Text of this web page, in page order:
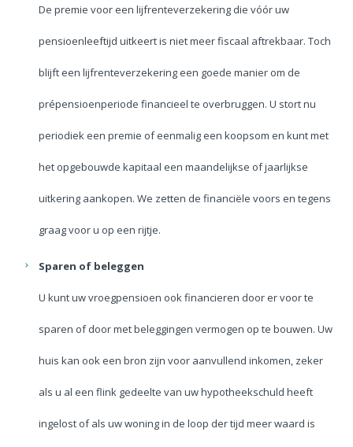
De premie voor een lijfrenteverzekering die vóór uw
pensioenleeftijd uitkeert is niet meer fiscaal aftrekbaar. Toch
blijft een lijfrenteverzekering een goede manier om de
prépensioenperiode financieel te overbruggen. U stort nu
periodiek een premie of eenmalig een koopsom en kunt met
het opgebouwde kapitaal een maandelijkse of jaarlijkse
uitkering aankopen. We zetten de financiële voors en tegens
graag voor u op een rijtje.
Sparen of beleggen
U kunt uw vroegpensioen ook financieren door er voor te
sparen of door met beleggingen vermogen op te bouwen. Uw
huis kan ook een bron zijn voor aanvullend inkomen, zeker
als u al een flink gedeelte van uw hypotheekschuld heeft
ingelost of als uw woning in de loop der tijd meer waard is